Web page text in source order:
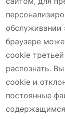
обслуживании
браузере
cookie
распознать.
cookie и
постоянные